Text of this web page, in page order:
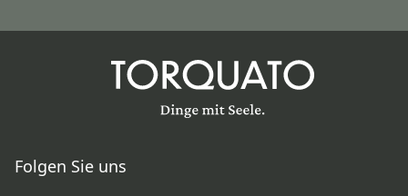
Folgen Sie uns